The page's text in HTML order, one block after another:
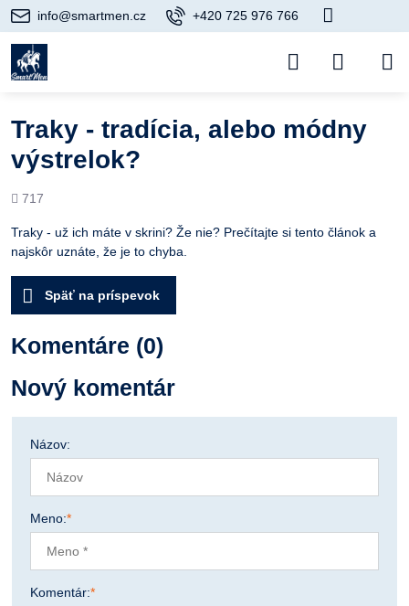
info@smartmen.cz +420 725 976 766
Traky - tradícia, alebo módny
výstrelok?
Počet
717
Traky - už ich máte v skrini? Že nie? Prečítajte si tento článok a
najskôr uznáte, že je to chyba.
Späť na príspevok
Komentáre (0)
Nový komentár
Názov:
Meno:*
Komentár:*